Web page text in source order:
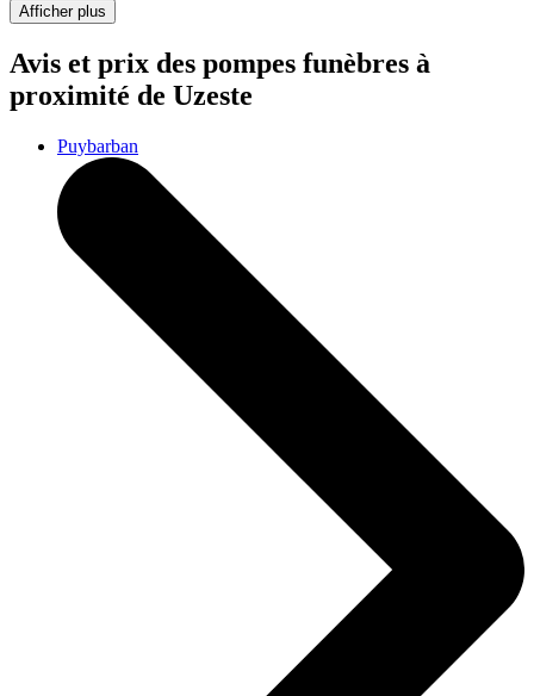
Afficher plus
Avis et prix des pompes funèbres à
proximité de Uzeste
Puybarban